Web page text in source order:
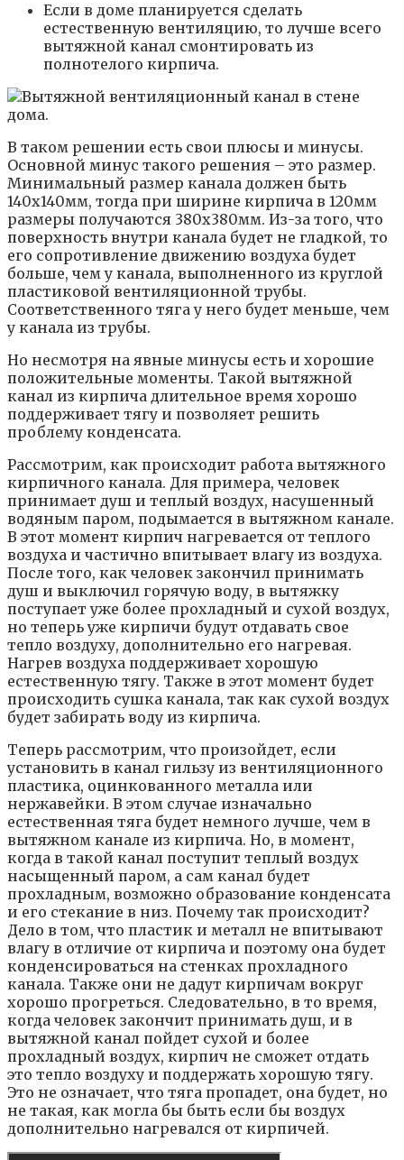
Если в доме планируется сделать
естественную вентиляцию, то лучше всего
вытяжной канал смонтировать из
полнотелого кирпича.
В таком решении есть свои плюсы и минусы.
Основной минус такого решения – это размер.
Минимальный размер канала должен быть
140х140мм, тогда при ширине кирпича в 120мм
размеры получаются 380х380мм. Из-за того, что
поверхность внутри канала будет не гладкой, то
его сопротивление движению воздуха будет
больше, чем у канала, выполненного из круглой
пластиковой вентиляционной трубы.
Соответственного тяга у него будет меньше, чем
у канала из трубы.
Но несмотря на явные минусы есть и хорошие
положительные моменты. Такой вытяжной
канал из кирпича длительное время хорошо
поддерживает тягу и позволяет решить
проблему конденсата.
Рассмотрим, как происходит работа вытяжного
кирпичного канала. Для примера, человек
принимает душ и теплый воздух, насушенный
водяным паром, подымается в вытяжном канале.
В этот момент кирпич нагревается от теплого
воздуха и частично впитывает влагу из воздуха.
После того, как человек закончил принимать
душ и выключил горячую воду, в вытяжку
поступает уже более прохладный и сухой воздух,
но теперь уже кирпичи будут отдавать свое
тепло воздуху, дополнительно его нагревая.
Нагрев воздуха поддерживает хорошую
естественную тягу. Также в этот момент будет
происходить сушка канала, так как сухой воздух
будет забирать воду из кирпича.
Теперь рассмотрим, что произойдет, если
установить в канал гильзу из вентиляционного
пластика, оцинкованного металла или
нержавейки. В этом случае изначально
естественная тяга будет немного лучше, чем в
вытяжном канале из кирпича. Но, в момент,
когда в такой канал поступит теплый воздух
насыщенный паром, а сам канал будет
прохладным, возможно образование конденсата
и его стекание в низ. Почему так происходит?
Дело в том, что пластик и металл не впитывают
влагу в отличие от кирпича и поэтому она будет
конденсироваться на стенках прохладного
канала. Также они не дадут кирпичам вокруг
хорошо прогреться. Следовательно, в то время,
когда человек закончит принимать душ, и в
вытяжной канал пойдет сухой и более
прохладный воздух, кирпич не сможет отдать
это тепло воздуху и поддержать хорошую тягу.
Это не означает, что тяга пропадет, она будет, но
не такая, как могла бы быть если бы воздух
дополнительно нагревался от кирпичей.